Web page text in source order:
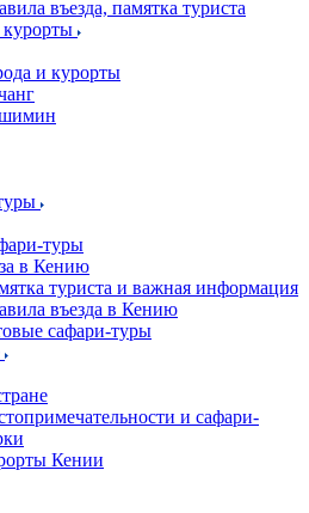
въезда, памятка туриста
курорты
и курорты
туры
в Кению
туриста и важная информация
въезда в Кению
сафари-туры
и сафари-
Кении